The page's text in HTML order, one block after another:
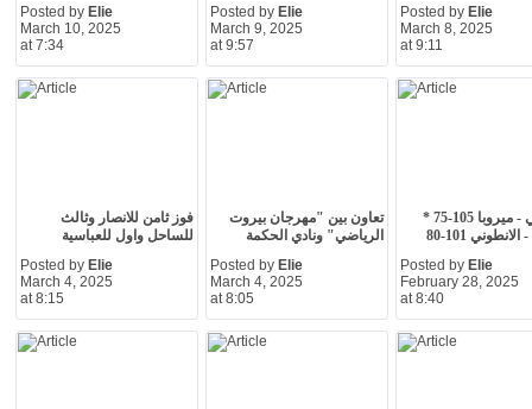
Posted by Elie
March 10, 2025
at 7:34
Posted by Elie
March 9, 2025
at 9:57
Posted by Elie
March 8, 2025
at 9:11
فوز ثامن للانصار وثالث
للساحل واول للعباسية
Posted by Elie
March 4, 2025
at 8:15
تعاون بين "مهرجان بيروت
الرياضي" ونادي الحكمة
Posted by Elie
March 4, 2025
at 8:05
الرياضي - ميروبا 105-75 *
101-80
Posted by Elie
February 28, 2025
at 8:40